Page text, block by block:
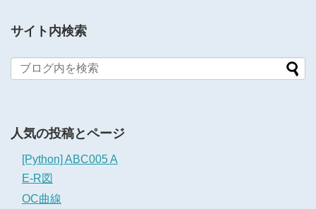
サイト内検索
人気の投稿とページ
[Python] ABC005 A
E-R図
OC曲線